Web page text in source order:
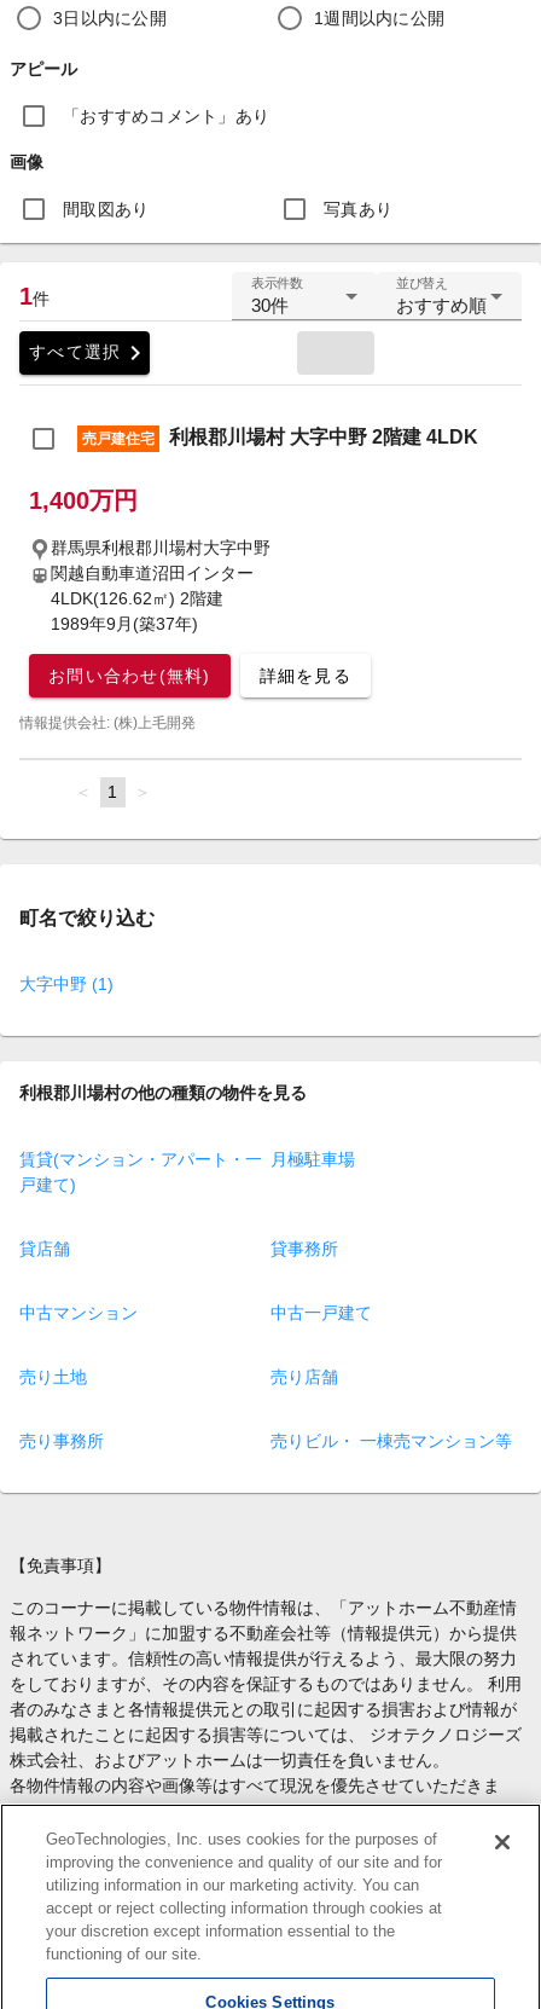
3日以内に公開 1週間以内に公開
アピール
「おすすめコメント」あり
画像
間取図あり 写真あり
1件
表示件数
30件
並び替え
おすすめ順
すべて選択 chevron_right
売戸建住宅 利根郡川場村 大字中野 2階建 4LDK
1,400万円
群馬県利根郡川場村大字中野
関越自動車道沼田インター
4LDK(126.62㎡) 2階建
1989年9月(築37年)
お問い合わせ(無料) 詳細を見る
情報提供会社: (株)上毛開発
page
You're
page
1 page
町名で絞り込む
大字中野 (1)
利根郡川場村の他の種類の物件を見る
賃貸(マンション・アパート・一
戸建て)
月極駐車場
貸店舗 貸事務所
中古マンション 中古一戸建て
売り土地 売り店舗
売り事務所 売りビル・ 一棟売マンション等
【免責事項】
このコーナーに掲載している物件情報は、「アットホーム不動産情
報ネットワーク」に加盟する不動産会社等（情報提供元）から提供
されています。信頼性の高い情報提供が行えるよう、最大限の努力
をしておりますが、その内容を保証するものではありません。 利用
者のみなさまと各情報提供元との取引に起因する損害および情報が
掲載されたことに起因する損害等については、 ジオテクノロジーズ
株式会社、およびアットホームは一切責任を負いません。
各物件情報の内容や画像等はすべて現況を優先させていただきま
す。
お取引等（お取引の準備、資金調達等を含みます）の際には、内容
や契約条件等について、 各情報提供元より十分な説明を受け、ご自
身でご確認の上、判断してください。
このコーナーへの物件情報のご掲載、その他不動産業務ソリューシ
ョン等についての不動産会社様のお問合せはこちら
します。
GeoTechnologies, Inc. uses cookies for the purposes of
improving the convenience and quality of our site and for
utilizing information in our marketing activity. You can
accept or reject collecting information through cookies at
your discretion except information essential to the
functioning of our site.
Cookies Settings